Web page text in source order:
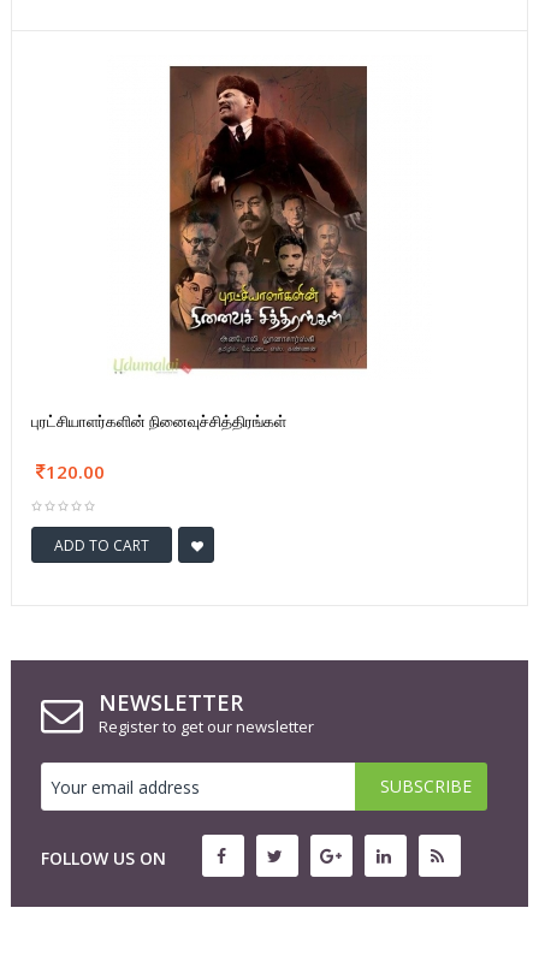
புரட்சியாளர்களின் நினைவுச்சித்திரங்கள்
120.00
ADD TO CART
NEWSLETTER
Register to get our newsletter
FOLLOW US ON